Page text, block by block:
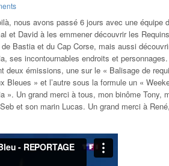
nous avons passé 6 jours avec une équipe
et David à les emmener découvrir les
de Bastia et du Cap Corse, mais aussi
ses incontournables endroits et
deux émissions, une sur le « Balisage de
Bleues » et l’autre sous la formule un «
». Un grand merci à tous, mon binôme Tony,
et son marin Lucas. Un grand merci à René,